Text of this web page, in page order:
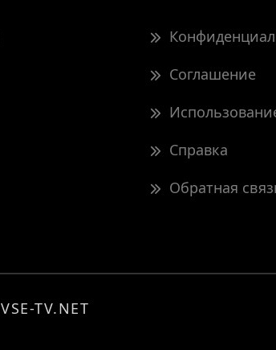
Соглашение
Справка
Обратная
VSE-TV.NET